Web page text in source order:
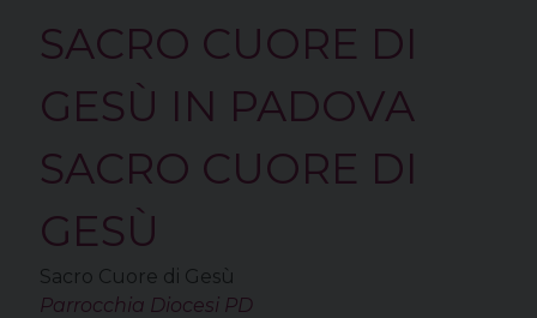
SACRO CUORE DI
GESÙ IN PADOVA
SACRO CUORE DI
GESÙ
Sacro Cuore di Gesù
Parrocchia Diocesi PD